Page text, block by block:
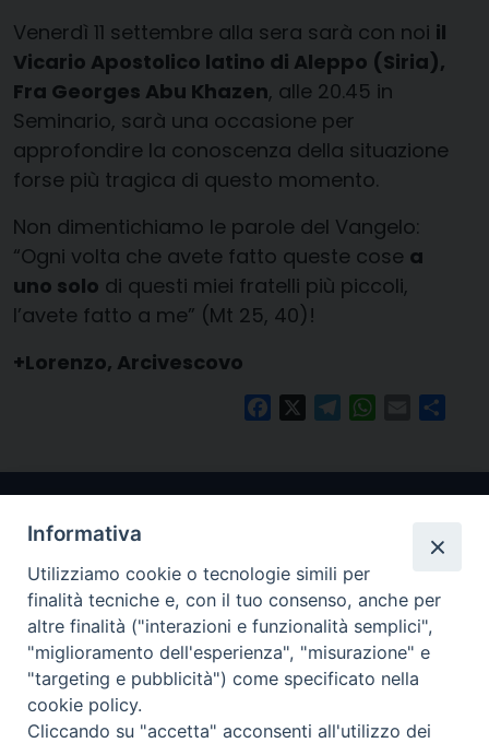
Venerdì 11 settembre alla sera sarà con noi il
Vicario Apostolico latino di Aleppo (Siria),
Fra Georges Abu Khazen, alle 20.45 in
Seminario, sarà una occasione per
approfondire la conoscenza della situazione
forse più tragica di questo momento.
Non dimentichiamo le parole del Vangelo:
“Ogni volta che avete fatto queste cose a
uno solo di questi miei fratelli più piccoli,
l’avete fatto a me” (Mt 25, 40)!
+Lorenzo, Arcivescovo
FacebookTelegramWhatsApp
Email
Arcidiocesi di Ravenna-Cervia
CONTATTI
Informativa
Utilizziamo cookie o tecnologie simili per
finalità tecniche e, con il tuo consenso, anche per
altre finalità ("interazioni e funzionalità semplici",
"miglioramento dell'esperienza", "misurazione" e
"targeting e pubblicità") come specificato nella
cookie policy.
Cliccando su "accetta" acconsenti all'utilizzo dei